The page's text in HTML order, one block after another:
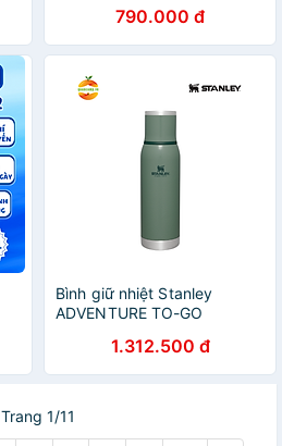
790.000 đ
Bình giữ nhiệt Stanley
ADVENTURE TO-GO
1.312.500 đ
Trang 1/11